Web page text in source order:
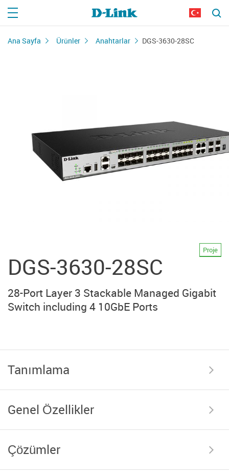
Ana Sayfa Ürünler Anahtarlar DGS-3630-28SC
DGS-3630-28SC
Proje
28-Port Layer 3 Stackable Managed Gigabit
Switch including 4 10GbE Ports
Tanımlama
Genel Özellikler
Çözümler